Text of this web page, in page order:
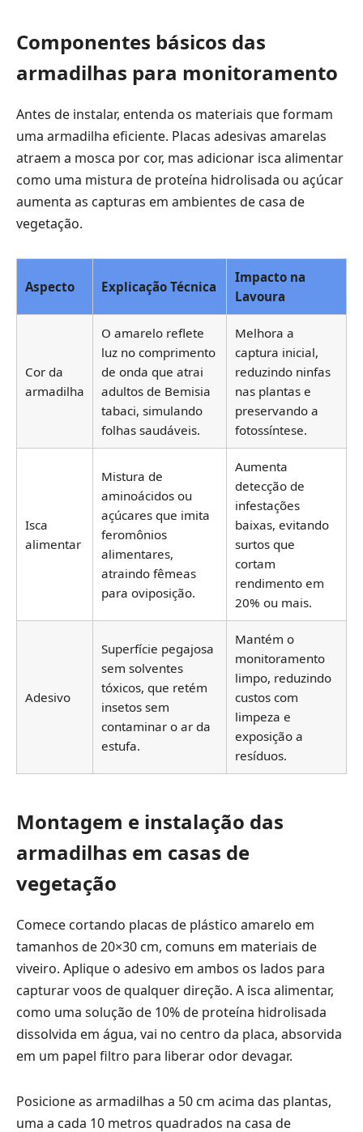
Componentes básicos das
armadilhas para monitoramento
Antes de instalar, entenda os materiais que formam
uma armadilha eficiente. Placas adesivas amarelas
atraem a mosca por cor, mas adicionar isca alimentar
como uma mistura de proteína hidrolisada ou açúcar
aumenta as capturas em ambientes de casa de
vegetação.
Aspecto Explicação Técnica
Impacto na
Lavoura
Cor da
armadilha
O amarelo reflete
luz no comprimento
de onda que atrai
adultos de Bemisia
tabaci, simulando
folhas saudáveis.
Melhora a
captura inicial,
reduzindo ninfas
nas plantas e
preservando a
fotossíntese.
Isca
alimentar
Mistura de
aminoácidos ou
açúcares que imita
feromônios
alimentares,
atraindo fêmeas
para oviposição.
Aumenta
detecção de
infestações
baixas, evitando
surtos que
cortam
rendimento em
20% ou mais.
Adesivo
Superfície pegajosa
sem solventes
tóxicos, que retém
insetos sem
contaminar o ar da
estufa.
Mantém o
monitoramento
limpo, reduzindo
custos com
limpeza e
exposição a
resíduos.
Montagem e instalação das
armadilhas em casas de
vegetação
Comece cortando placas de plástico amarelo em
tamanhos de 20×30 cm, comuns em materiais de
viveiro. Aplique o adesivo em ambos os lados para
capturar voos de qualquer direção. A isca alimentar,
como uma solução de 10% de proteína hidrolisada
dissolvida em água, vai no centro da placa, absorvida
em um papel filtro para liberar odor devagar.
Posicione as armadilhas a 50 cm acima das plantas,
uma a cada 10 metros quadrados na casa de